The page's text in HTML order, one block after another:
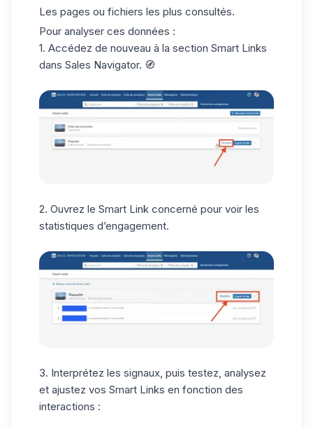
Les pages ou fichiers les plus consultés.
Pour analyser ces données :
1. Accédez de nouveau à la section Smart Links
dans Sales Navigator. 🧭
2. Ouvrez le Smart Link concerné pour voir les
statistiques d’engagement.
3. Interprétez les signaux, puis testez, analysez
et ajustez vos Smart Links en fonction des
interactions :